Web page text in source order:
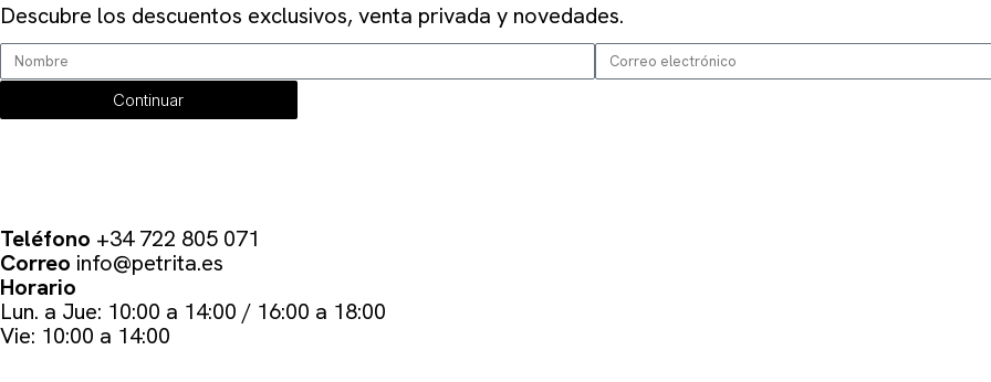
Descubre los descuentos exclusivos, venta privada y novedades.
Continuar
Teléfono +34 722 805 071
Correo info@petrita.es
Horario
Lun. a Jue: 10:00 a 14:00 / 16:00 a 18:00
Vie: 10:00 a 14:00